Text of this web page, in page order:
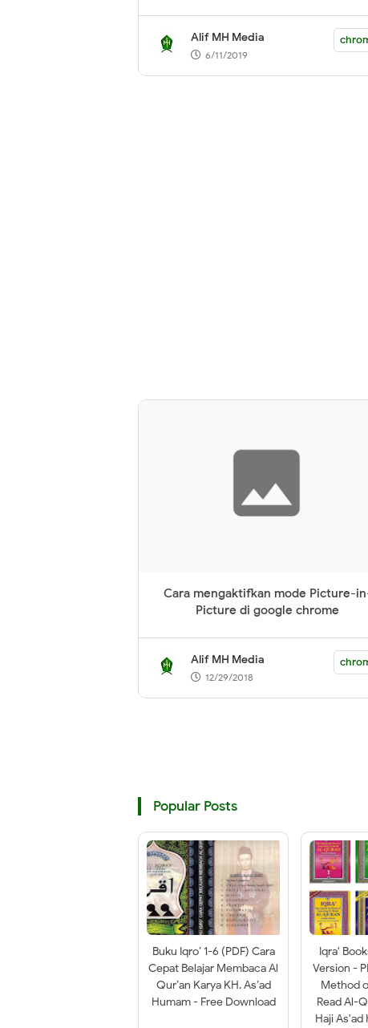
Alif MH Media
6/11/2019
Cara mengaktifkan mode Picture-
Picture di google chrome
Alif MH Media
12/29/2018
Popular Posts
Buku Iqro’ 1-6 (PDF) Cara
Cepat Belajar Membaca Al
Qur’an Karya KH. As’ad
Humam - Free Download
Iqra'
Version -
Method
Read Al-
Haji As'ad